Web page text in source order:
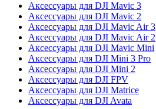
Аксессуары для DJI Mavic 3
Аксессуары для DJI Mavic 2
Аксессуары для DJI Mavic Air 3
Аксессуары для DJI Mavic Air 2
Аксессуары для DJI Mavic Mini
Аксессуары для DJI Mini 3 Pro
Аксессуары для DJI Mini 2
Аксессуары для DJI FPV
Аксессуары для DJI Matrice
Аксессуары для DJI Avata